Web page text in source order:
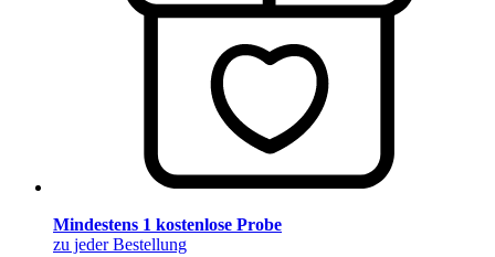
Mindestens 1 kostenlose Probe
zu jeder Bestellung